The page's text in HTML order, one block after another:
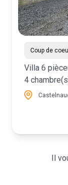
Coup de
Villa 6
4
Il